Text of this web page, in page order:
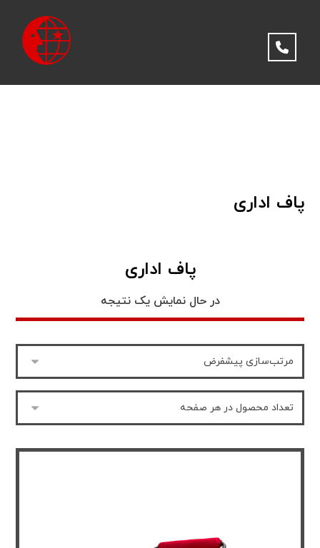
پاف اداری
پاف اداری
در حال نمایش یک نتیجه